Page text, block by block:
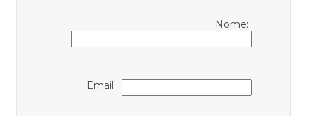
Nome:
Email: